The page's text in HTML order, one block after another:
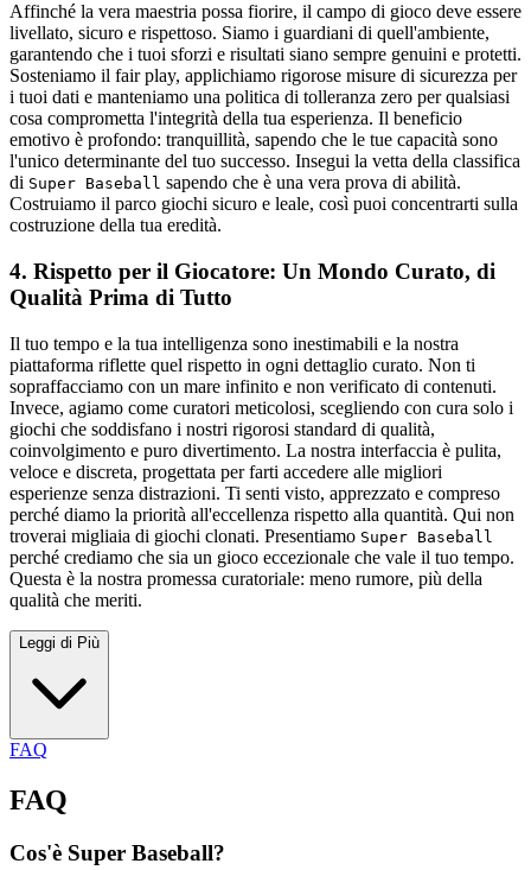
Affinché la vera maestria possa fiorire, il campo di gioco deve essere
livellato, sicuro e rispettoso. Siamo i guardiani di quell'ambiente,
garantendo che i tuoi sforzi e risultati siano sempre genuini e protetti.
Sosteniamo il fair play, applichiamo rigorose misure di sicurezza per
i tuoi dati e manteniamo una politica di tolleranza zero per qualsiasi
cosa comprometta l'integrità della tua esperienza. Il beneficio
emotivo è profondo: tranquillità, sapendo che le tue capacità sono
l'unico determinante del tuo successo. Insegui la vetta della classifica
di Super Baseball sapendo che è una vera prova di abilità.
Costruiamo il parco giochi sicuro e leale, così puoi concentrarti sulla
costruzione della tua eredità.
4. Rispetto per il Giocatore: Un Mondo Curato, di
Qualità Prima di Tutto
Il tuo tempo e la tua intelligenza sono inestimabili e la nostra
piattaforma riflette quel rispetto in ogni dettaglio curato. Non ti
sopraffacciamo con un mare infinito e non verificato di contenuti.
Invece, agiamo come curatori meticolosi, scegliendo con cura solo i
giochi che soddisfano i nostri rigorosi standard di qualità,
coinvolgimento e puro divertimento. La nostra interfaccia è pulita,
veloce e discreta, progettata per farti accedere alle migliori
esperienze senza distrazioni. Ti senti visto, apprezzato e compreso
perché diamo la priorità all'eccellenza rispetto alla quantità. Qui non
troverai migliaia di giochi clonati. Presentiamo Super Baseball
perché crediamo che sia un gioco eccezionale che vale il tuo tempo.
Questa è la nostra promessa curatoriale: meno rumore, più della
qualità che meriti.
Leggi di Più
FAQ
FAQ
Cos'è Super Baseball?